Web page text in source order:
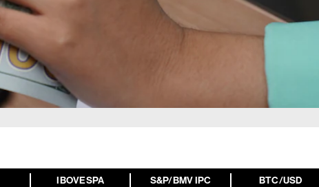
IBOVESPA S&P/BMV IPC BTC/USD